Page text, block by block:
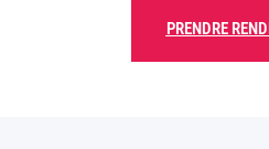
PRENDRE